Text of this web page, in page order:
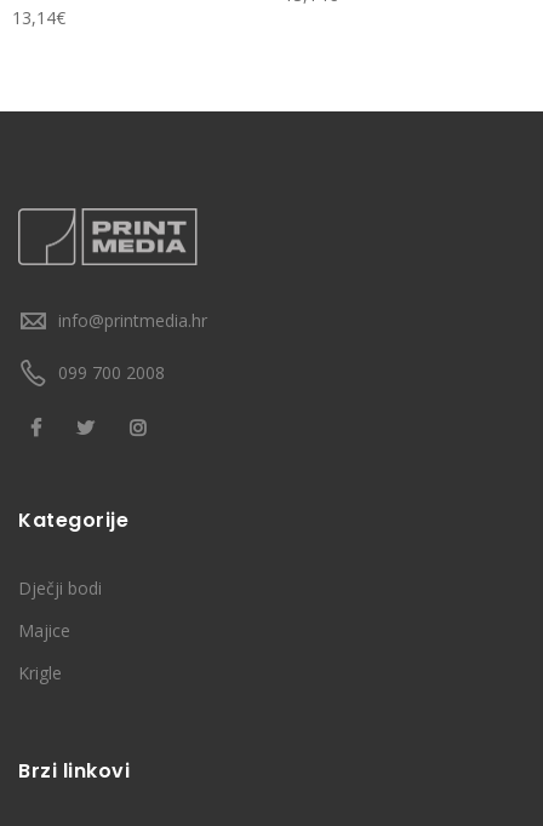
13,14€
info@printmedia.hr
099 700 2008
Kategorije
Dječji bodi
Majice
Krigle
Brzi linkovi